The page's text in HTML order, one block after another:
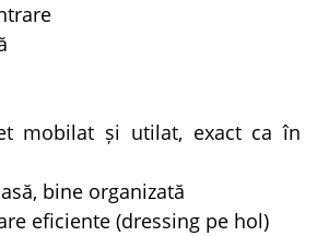
mobilat și utilat, exact ca în
bine organizată
eficiente (dressing pe hol)